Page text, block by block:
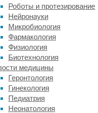
Роботы и протезирование
Нейронауки
Микробиология
Фармакология
Физиология
Биотехнология
медицины
Геронтология
Гинекология
Педиатрия
Неонатология